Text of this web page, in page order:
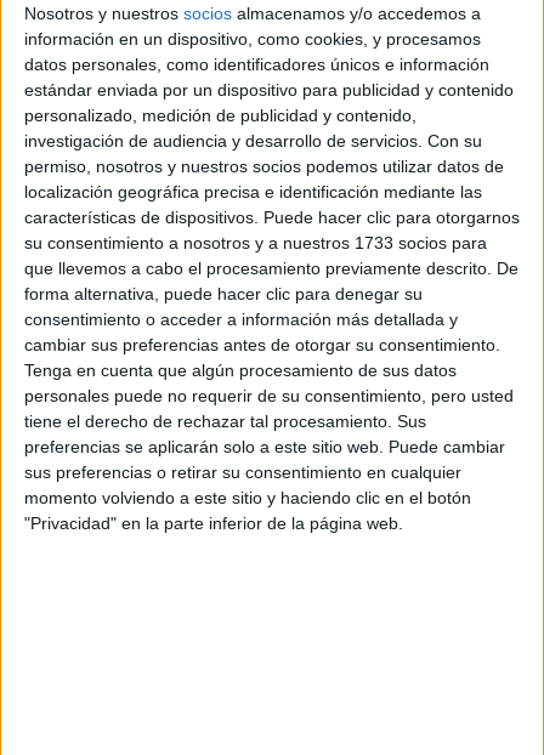
Nosotros y nuestros socios almacenamos y/o accedemos a
información en un dispositivo, como cookies, y procesamos
datos personales, como identificadores únicos e información
estándar enviada por un dispositivo para publicidad y contenido
personalizado, medición de publicidad y contenido,
investigación de audiencia y desarrollo de servicios. Con su
permiso, nosotros y nuestros socios podemos utilizar datos de
localización geográfica precisa e identificación mediante las
características de dispositivos. Puede hacer clic para otorgarnos
su consentimiento a nosotros y a nuestros 1733 socios para
que llevemos a cabo el procesamiento previamente descrito. De
forma alternativa, puede hacer clic para denegar su
consentimiento o acceder a información más detallada y
cambiar sus preferencias antes de otorgar su consentimiento.
Tenga en cuenta que algún procesamiento de sus datos
personales puede no requerir de su consentimiento, pero usted
tiene el derecho de rechazar tal procesamiento. Sus
preferencias se aplicarán solo a este sitio web. Puede cambiar
sus preferencias o retirar su consentimiento en cualquier
momento volviendo a este sitio y haciendo clic en el botón
"Privacidad" en la parte inferior de la página web.
Etiquetas:
La universidad - un mundo
Marketing
Publicidad y Relaciones Públicas